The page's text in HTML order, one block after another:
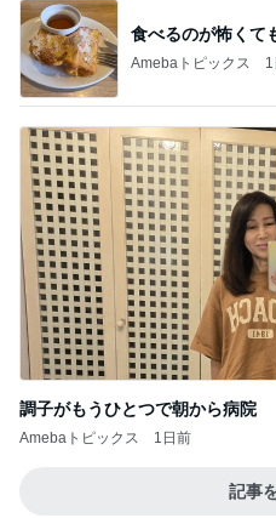
食べるのが怖くて
Amebaトピックス
調子がもうひとつで朝から病院
Amebaトピックス 1日前
記事